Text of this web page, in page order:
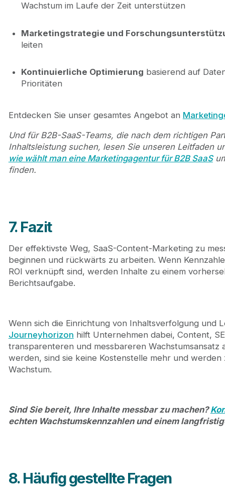
Wachstum im Laufe der Zeit unterstützen
Marketingstrategie und
leiten
Kontinuierliche Optimierung basierend auf
Prioritäten
Entdecken Sie unser gesamtes Angebot an
Und für B2B-SaaS-Teams, die nach dem richtigen
Inhaltsleistung suchen, lesen Sie unseren Leitfaden
wie wählt man eine Marketingagentur für B2B SaaS
finden.
7. Fazit
Der effektivste Weg, SaaS-Content-Marketing zu
beginnen und rückwärts zu arbeiten. Wenn
ROI verknüpft sind, werden Inhalte zu einem
Berichtsaufgabe.
Wenn sich die Einrichtung von Inhaltsverfolgung und
Journeyhorizon hilft Unternehmen dabei, Content,
transparenteren und messbareren
werden, sind sie keine Kostenstelle mehr und
Wachstum.
Sind Sie bereit, Ihre Inhalte messbar zu machen?
echten Wachstumskennzahlen und einem
8. Häufig gestellte Fragen